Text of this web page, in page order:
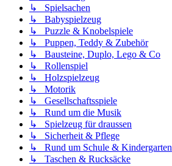
↳ Spielsachen
↳ Babyspielzeug
↳ Puzzle & Knobelspiele
↳ Puppen, Teddy & Zubehör
↳ Bausteine, Duplo, Lego & Co
↳ Rollenspiel
↳ Holzspielzeug
↳ Motorik
↳ Gesellschaftsspiele
↳ Rund um die Musik
↳ Spielzeug für draussen
↳ Sicherheit & Pflege
↳ Rund um Schule & Kindergarten
↳ Taschen & Rucksäcke